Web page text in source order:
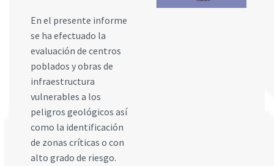
En el presente informe
se ha efectuado la
evaluación de centros
poblados y obras de
infraestructura
vulnerables a los
peligros geológicos así
como la identificación
de zonas críticas o con
alto grado de riesgo.